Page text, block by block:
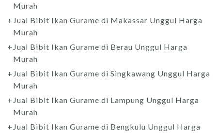
Murah
Jual Bibit Ikan Gurame di Makassar Unggul Harga
Murah
Jual Bibit Ikan Gurame di Berau Unggul Harga
Murah
Jual Bibit Ikan Gurame di Singkawang Unggul Harga
Murah
Jual Bibit Ikan Gurame di Lampung Unggul Harga
Murah
Jual Bibit Ikan Gurame di Bengkulu Unggul Harga